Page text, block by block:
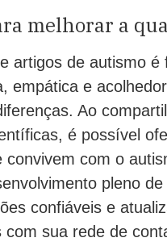
melhorar a
artigos de autismo é
empática e
Ao
é possível
com o
pleno
confiáveis e
sua rede de